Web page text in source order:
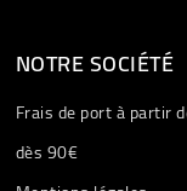
NOTRE SOCIÉTÉ
Frais de port à partir
dès 90€